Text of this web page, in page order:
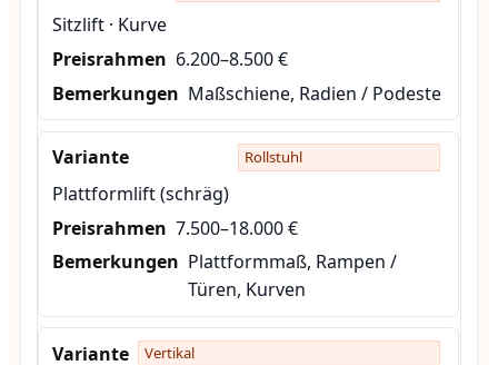
Sitzlift · Kurve
6.200–8.500 €
Maßschiene, Radien / Podeste
Rollstuhl
Plattformlift (schräg)
7.500–18.000 €
Plattformmaß, Rampen /
Türen, Kurven
Vertikal